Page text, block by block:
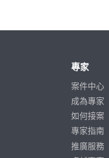
專家
案件中心
成為專家
如何接案
專家指南
推廣服務